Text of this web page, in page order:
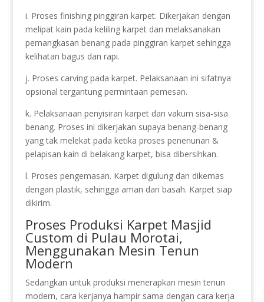
i. Proses finishing pinggiran karpet. Dikerjakan dengan
melipat kain pada keliling karpet dan melaksanakan
pemangkasan benang pada pinggiran karpet sehingga
kelihatan bagus dan rapi.
j. Proses carving pada karpet. Pelaksanaan ini sifatnya
opsional tergantung permintaan pemesan.
k. Pelaksanaan penyisiran karpet dan vakum sisa-sisa
benang. Proses ini dikerjakan supaya benang-benang
yang tak melekat pada ketika proses penenunan &
pelapisan kain di belakang karpet, bisa dibersihkan.
l. Proses pengemasan. Karpet digulung dan dikemas
dengan plastik, sehingga aman dari basah. Karpet siap
dikirim.
Proses Produksi Karpet Masjid
Custom di Pulau Morotai,
Menggunakan Mesin Tenun
Modern
Sedangkan untuk produksi menerapkan mesin tenun
modern, cara kerjanya hampir sama dengan cara kerja